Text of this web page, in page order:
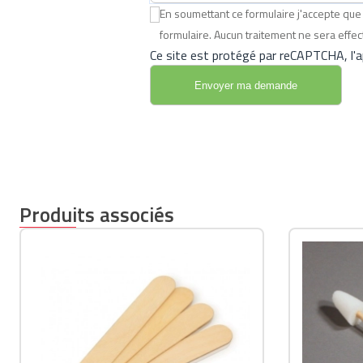
En soumettant ce formulaire j'accepte
formulaire. Aucun traitement ne sera
Ce site est protégé par reCAPTCHA,
Produits associés